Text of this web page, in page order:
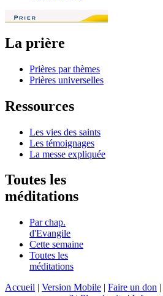
La prière
Prières par thèmes
Prières universelles
Ressources
Les vies des saints
Les témoignages
La messe expliquée
Toutes les
méditations
Par chap.
d'Evangile
Cette semaine
Toutes les
méditations
Accueil | Version Mobile | Faire un don |